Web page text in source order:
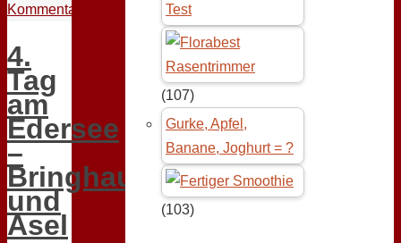
Kommentare
4.
Tag
am
Edersee
–
Bringhausen
und
Asel
Test
(107)
Gurke, Apfel,
Banane, Joghurt = ?
(103)